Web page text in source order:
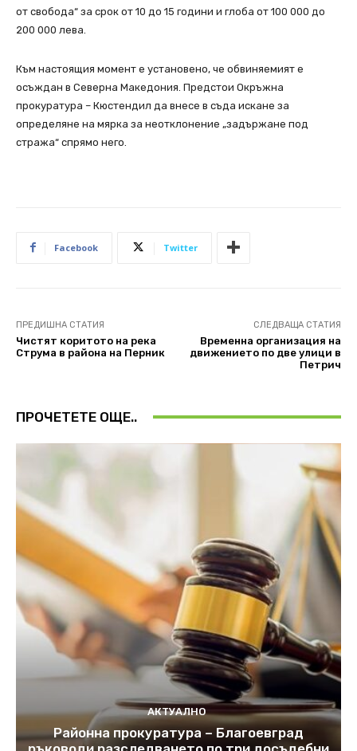
от свобода“ за срок от 10 до 15 години и глоба от 100 000 до
200 000 лева.
Към настоящия момент е установено, че обвиняемият е
осъждан в Северна Македония. Предстои Окръжна
прокуратура – Кюстендил да внесе в съда искане за
определяне на мярка за неотклонение „задържане под
стража“ спрямо него.
Facebook Twitter
ПРЕДИШНА СТАТИЯ
Чистят коритото на река
Струма в района на Перник
СЛЕДВАЩА СТАТИЯ
Временна организация на
движението по две улици в
Петрич
ПРОЧЕТЕТЕ ОЩЕ..
АКТУАЛНО
Районна прокуратура – Благоевград